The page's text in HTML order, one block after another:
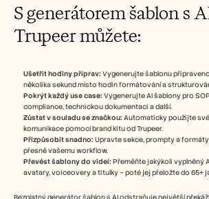
S generátorem šablon s
Trupeer můžete:
Ušetřit hodiny příprav: Vygenerujte šablonu
několika sekund místo hodin formátování a
Pokrýt každý use case: Vygenerujte AI šablony pro
compliance, technickou dokumentaci a další.
Zůstat v souladu se značkou: Automaticky použijte
komunikace pomocí brand kitu od Trupeer.
Přizpůsobit snadno: Upravte sekce, prompty a
přesně vašemu workflow.
Převést šablony do videí: Přeměňte jakýkoli vyplněný
avatary, voiceovery a titulky – poté jej přeložte do 65+